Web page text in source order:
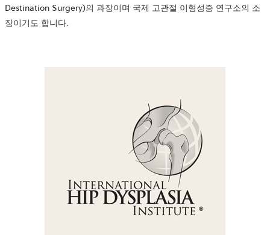
Destination Surgery)의 과장이며 국제 고관절 이형성증 연구소의 소
장이기도 합니다.